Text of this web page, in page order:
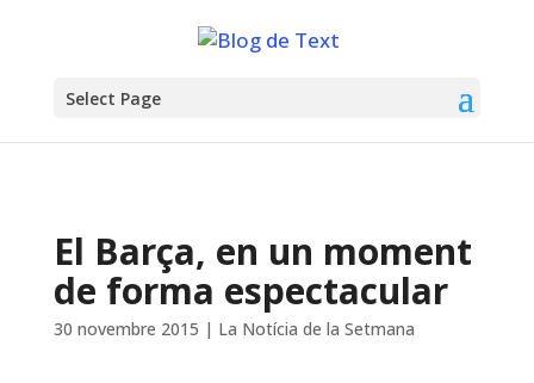
Select Page
El Barça, en un moment
de forma espectacular
30 novembre 2015 | La Notícia de la Setmana